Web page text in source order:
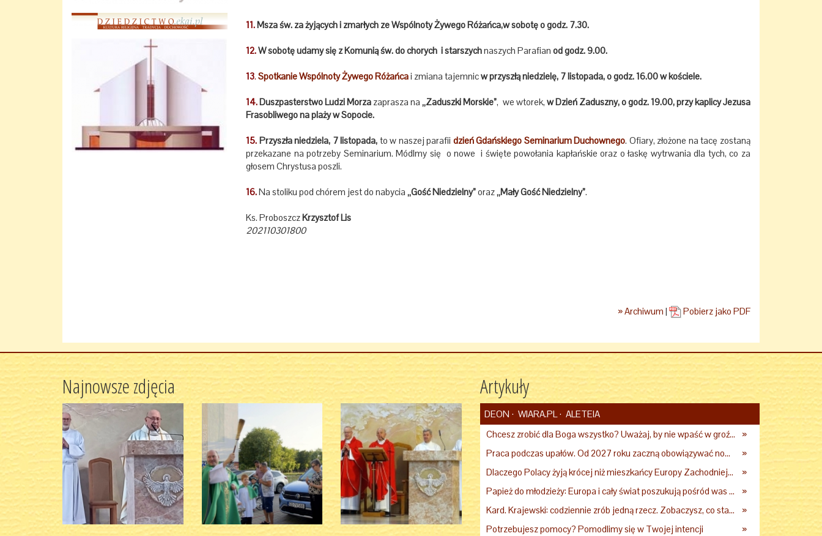
11.Msza św. za żyjących i zmarłych ze Wspólnoty Żywego Różańca,w sobotę o godz. 7.30.
12.W sobotę udamy się z Komunią św. do chorych i starszychnaszych Parafian od godz. 9.00.
13. Spotkanie Wspólnoty Żywego Różańcai zmiana tajemnicw przyszłą niedzielę, 7 listopada, o godz. 16.00 w kościele.
14.Duszpasterstwo Ludzi Morza zaprasza na„Zaduszki Morskie”, we wtorek, w Dzień Zaduszny, o godz. 19.00, przy kaplicy Jezusa
Frasobliwego na plaży w Sopocie.
15. Przyszła niedziela, 7 listopada, to w naszej parafii dzień Gdańskiego Seminarium Duchownego. Ofiary, złożone na tacę zostaną
przekazane na potrzeby Seminarium. Módlmy się o nowe i święte powołania kapłańskie oraz o łaskę wytrwania dla tych, co za
głosem Chrystusa poszli.
16.Na stoliku pod chórem jest do nabycia „Gość Niedzielny”oraz„Mały Gość Niedzielny”.
Ks. ProboszczKrzysztof Lis
202110301800
» Archiwum | Pobierz jako PDF
Najnowsze zdjęcia Artykuły
DEON WIARA.PL
ALETEIA
»
Chcesz zrobić dla Boga wszystko? Uważaj, by nie wpaść w groźną pułapkę
»
Praca podczas upałów. Od 2027 roku zaczną obowiązywać nowe przepisy
»
Dlaczego Polacy żyją krócej niż mieszkańcy Europy Zachodniej? Ekspertka wskazuje główne przyczyny
»
Papież do młodzieży: Europa i cały świat poszukują pośród was nowych świętych
»
Kard. Krajewski: codziennie zrób jedną rzecz. Zobaczysz, co stanie się z twoim życiem
»
Potrzebujesz pomocy? Pomodlimy się w Twojej intencji